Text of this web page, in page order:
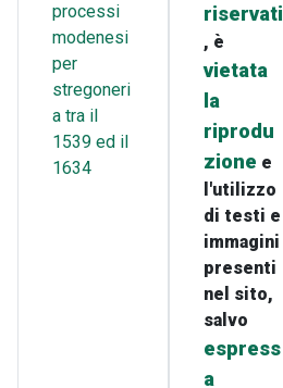
processi
modenesi
per
stregoneri
a tra il
1539 ed il
1634
riservati
, è
vietata
la
riprodu
zione e
l'utilizzo
di testi e
immagini
presenti
nel sito,
salvo
espress
a